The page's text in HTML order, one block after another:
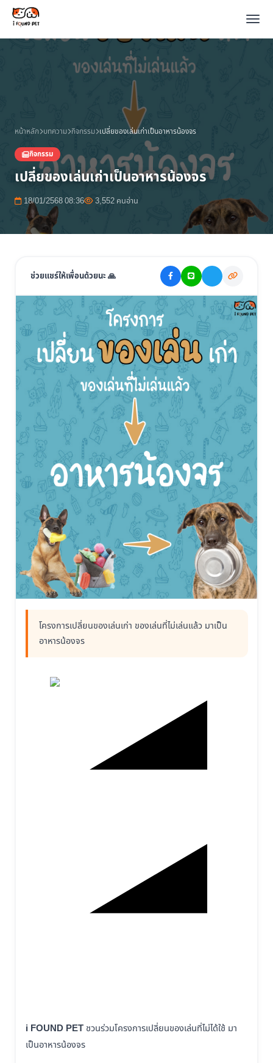
หน้าหลัก บทความ กิจกรรม เปลี่ยของเล่นเก่าเป็นอาหารน้องจร
กิจกรรม
เปลี่ยของเล่นเก่าเป็นอาหารน้องจร
18/01/2568 08:36 3,552 คนอ่าน
ช่วยแชร์ให้เพื่อนด้วยนะ 🙏
โครงการเปลี่ยนของเล่นเก่า ของเล่นที่ไม่เล่นแล้ว มาเป็น
อาหารน้องจร
i FOUND PET ชวนร่วมโครงการเปลี่ยนของเล่นที่ไม่ได้ใช้ มา
เป็นอาหารน้องจร